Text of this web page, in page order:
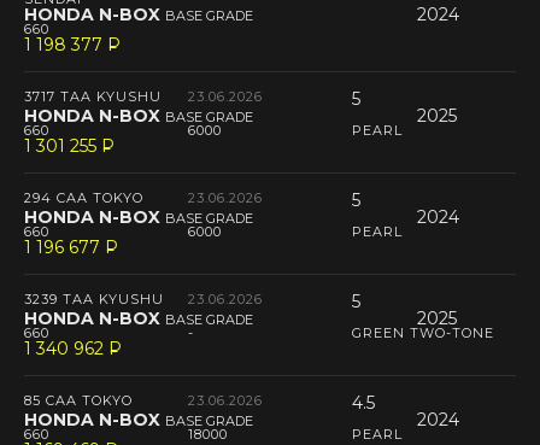
HONDA N-BOX BASE GRADE 2024
660
1 198 377 P
--
3717 TAA KYUSHU 23.06.2026 5
HONDA N-BOX BASE GRADE 2025
660 6000 PEARL
1 301 255 P
--
294 CAA TOKYO 23.06.2026 5
HONDA N-BOX BASE GRADE 2024
660 6000 PEARL
1 196 677 P
--
3239 TAA KYUSHU 23.06.2026 5
HONDA N-BOX BASE GRADE 2025
660 - GREEN TWO-TONE
1 340 962 P
--
85 CAA TOKYO 23.06.2026 4.5
HONDA N-BOX BASE GRADE 2024
660 18000 PEARL